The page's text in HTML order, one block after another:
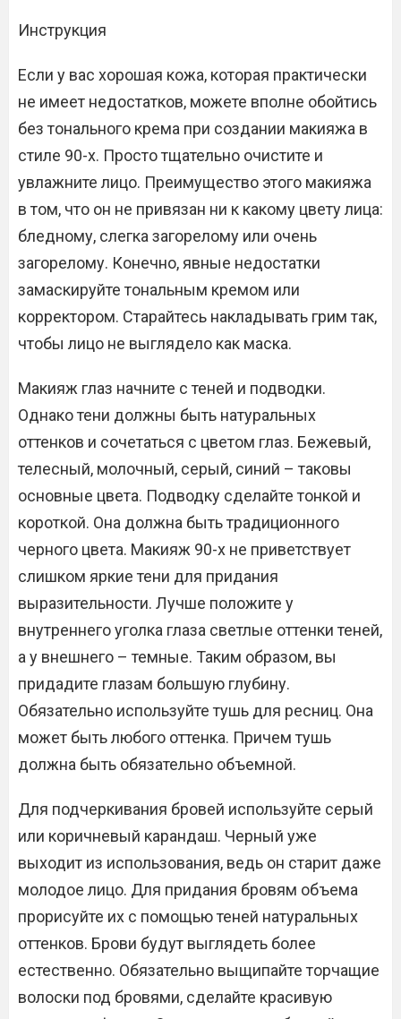
Инструкция
Если у вас хорошая кожа, которая практически
не имеет недостатков, можете вполне обойтись
без тонального крема при создании макияжа в
стиле 90-х. Просто тщательно очистите и
увлажните лицо. Преимущество этого макияжа
в том, что он не привязан ни к какому цвету лица:
бледному, слегка загорелому или очень
загорелому. Конечно, явные недостатки
замаскируйте тональным кремом или
корректором. Старайтесь накладывать грим так,
чтобы лицо не выглядело как маска.
Макияж глаз начните с теней и подводки.
Однако тени должны быть натуральных
оттенков и сочетаться с цветом глаз. Бежевый,
телесный, молочный, серый, синий – таковы
основные цвета. Подводку сделайте тонкой и
короткой. Она должна быть традиционного
черного цвета. Макияж 90-х не приветствует
слишком яркие тени для придания
выразительности. Лучше положите у
внутреннего уголка глаза светлые оттенки теней,
а у внешнего – темные. Таким образом, вы
придадите глазам большую глубину.
Обязательно используйте тушь для ресниц. Она
может быть любого оттенка. Причем тушь
должна быть обязательно объемной.
Для подчеркивания бровей используйте серый
или коричневый карандаш. Черный уже
выходит из использования, ведь он старит даже
молодое лицо. Для придания бровям объема
прорисуйте их с помощью теней натуральных
оттенков. Брови будут выглядеть более
естественно. Обязательно выщипайте торчащие
волоски под бровями, сделайте красивую